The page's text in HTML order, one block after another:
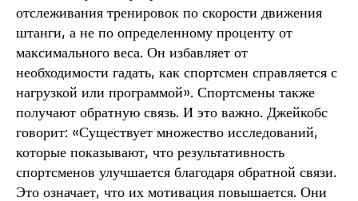
отслеживания тренировок по скорости движения
штанги, а не по определенному проценту от
максимального веса. Он избавляет от
необходимости гадать, как спортсмен справляется с
нагрузкой или программой». Спортсмены также
получают обратную связь. И это важно. Джейкобс
говорит: «Существует множество исследований,
которые показывают, что результативность
спортсменов улучшается благодаря обратной связи.
Это означает, что их мотивация повышается. Они